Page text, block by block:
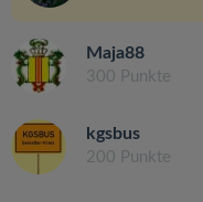
Maja88
300 Punkte
kgsbus
200 Punkte